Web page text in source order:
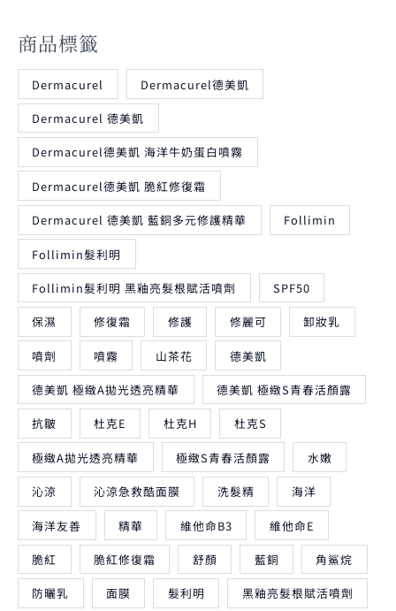
商品標籤
Dermacurel Dermacurel德美凱
Dermacurel 德美凱
Dermacurel德美凱 海洋牛奶蛋白噴霧
Dermacurel德美凱 脆紅修復霜
Dermacurel 德美凱 藍銅多元修護精華 Follimin
Follimin髮利明
Follimin髮利明 黑釉亮髮根賦活噴劑 SPF50
保濕 修復霜 修護 修麗可 卸妝乳
噴劑 噴霧 山茶花 德美凱
德美凱 極緻A拋光透亮精華 德美凱 極緻S青春活顏露
抗皺 杜克E 杜克H 杜克S
極緻A拋光透亮精華 極緻S青春活顏露 水嫩
沁涼 沁涼急救酷面膜 洗髮精 海洋
海洋友善 精華 維他命B3 維他命E
脆紅 脆紅修復霜 舒顏 藍銅 角鯊烷
防曬乳 面膜 髮利明 黑釉亮髮根賦活噴劑